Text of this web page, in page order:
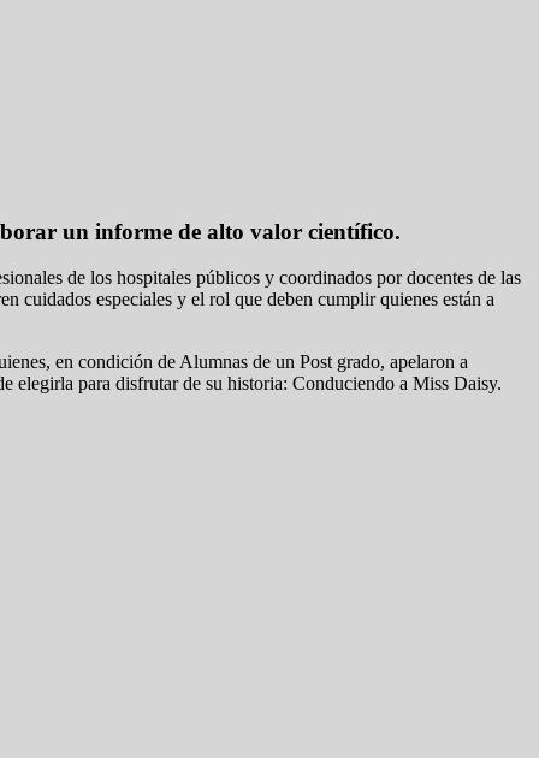
un informe de alto valor científico.
de los hospitales públicos y coordinados por docentes de las
cuidados especiales y el rol que deben cumplir quienes están a
en condición de Alumnas de un Post grado, apelaron a
elegirla para disfrutar de su historia: Conduciendo a Miss Daisy.